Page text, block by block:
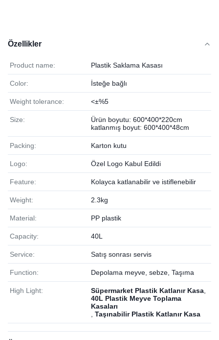
Özellikler
Product name: Plastik Saklama Kasası
Color: İsteğe bağlı
Weight tolerance: <±%5
Size:
Ürün boyutu: 600*400*220cm
katlanmış boyut: 600*400*48cm
Packing: Karton kutu
Logo: Özel Logo Kabul Edildi
Feature: Kolayca katlanabilir ve istiflenebilir
Weight: 2.3kg
Material: PP plastik
Capacity: 40L
Service: Satış sonrası servis
Function: Depolama meyve, sebze, Taşıma
High Light: Süpermarket Plastik Katlanır Kasa
40L Plastik Meyve Toplama
Kasaları
Taşınabilir Plastik Katlanır Kasa